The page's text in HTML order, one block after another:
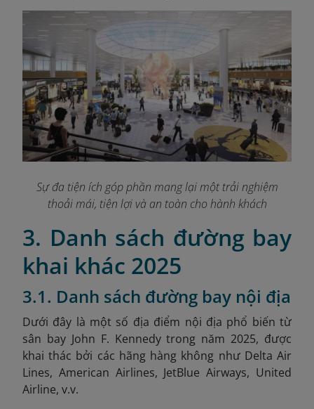
Sự đa tiện ích góp phần mang lại một trải nghiệm
thoải mái, tiện lợi và an toàn cho hành khách
3. Danh sách đường bay
khai khác 2025
3.1. Danh sách đường bay nội địa
Dưới đây là một số địa điểm nội địa phổ biến từ
sân bay John F. Kennedy trong năm 2025, được
khai thác bởi các hãng hàng không như Delta Air
Lines, American Airlines, JetBlue Airways, United
Airline, v.v.